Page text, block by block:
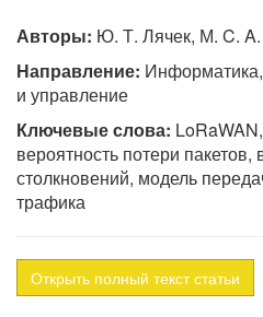
Авторы: Ю. Т. Лячек, М. C.
Направление:
и управление
Ключевые слова:
вероятность потери пакетов,
столкновений, модель
трафика
Открыть полный текст статьи